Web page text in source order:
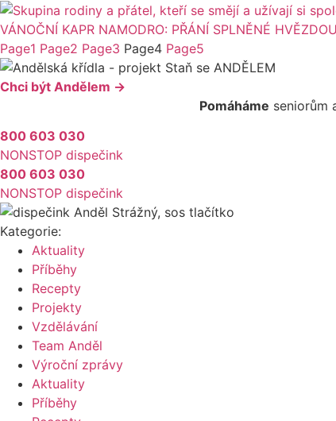
VÁNOČNÍ KAPR NAMODRO: PŘÁNÍ SPLNĚNÉ HVĚZDOU
Page1 Page2 Page3 Page4 Page5
Chci být Andělem →
Pomáháme seniorům
800 603 030
NONSTOP dispečink
800 603 030
NONSTOP dispečink
Kategorie:
Aktuality
Příběhy
Recepty
Projekty
Vzdělávání
Team Anděl
Výroční zprávy
Aktuality
Příběhy